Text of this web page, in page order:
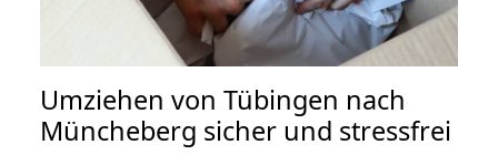
Umziehen von Tübingen nach
Müncheberg sicher und stressfrei